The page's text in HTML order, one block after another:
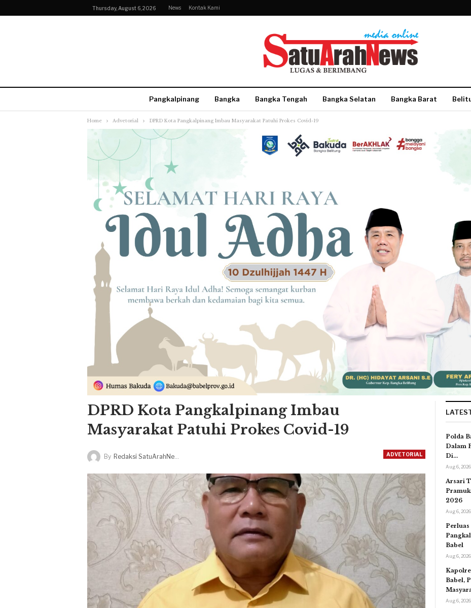
Thursday, August 6, 2026 News Kontak Kami
Pangkalpinang Bangka Bangka Tengah Bangka Selatan Bangka Barat
Home Advetorial DPRD Kota Pangkalpinang Imbau Masyarakat Patuhi Prokes Covid-19
DPRD Kota Pangkalpinang Imbau
Masyarakat Patuhi Prokes Covid-19
ADVETORIAL
By Redaksi SatuArahNews
Polda
Dalam
Di…
Aug 6, 2026
Arsari
2026
Aug 6, 2026
Babel
Aug 6, 2026
Babel,
Aug 6, 2026